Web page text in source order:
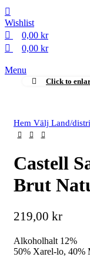
Wishlist
0,00 kr
0,00 kr
Menu
Click to
Hem Välj Land/
Castell
Brut
219,00 kr
Alkoholhalt 12%
50% Xarel-lo, 40%